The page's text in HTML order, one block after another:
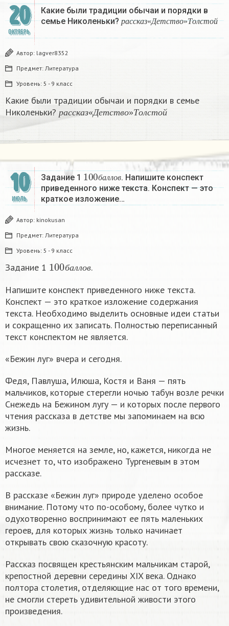
20
ОКТЯБРЬ
Какие были традиции обычаи и порядки в
семье Николеньки?р а с с ка з «Д е т с т в о Т ол с т о й
р ассказ« Детство »Т л
Автор: lagver8352
Предмет: Литература
Уровень: 5 - 9 класс
Какие были традиции обычаи и порядки в семье
Николеньки?
р а с с каз «Де т с т в о » Т ол с т о й
рассказ «Детст в о»Толст о й
10
ИЮЛЬ
Задание 1 б алл о в
100балл ов
. Напишите конспект
приведенного ниже текста. Конспект — это
краткое изложение…
Автор: kinokusan
Предмет: Литература
Уровень: 5 - 9 класс
Задание 1 б алл о в
100
.
Напишите конспект приведенного ниже текста.
Конспект — это краткое изложение содержания
текста. Необходимо выделить основные идеи статьи
и сокращенно их записать. Полностью переписанный
текст конспектом не является.
«Бежин луг» вчера и сегодня.
Федя, Павлуша, Илюша, Костя и Ваня — пять
мальчиков, которые стерегли ночью табун возле речки
Снежедь на Бежином лугу — и которых после первого
чтения рассказа в детстве мы запоминаем на всю
жизнь.
Многое меняется на земле, но, кажется, никогда не
исчезнет то, что изображено Тургеневым в этом
рассказе.
В рассказе «Бежин луг» природе уделено особое
внимание. Потому что по-особому, более чутко и
одухотворенно воспринимают ее пять маленьких
героев, для которых жизнь только начинает
открывать свою сказочную красоту.
Рассказ посвящен крестьянским мальчикам старой,
крепостной деревни середины XIX века. Однако
полтора столетия, отделяющие нас от того времени,
не смогли стереть удивительной живости этого
произведения.